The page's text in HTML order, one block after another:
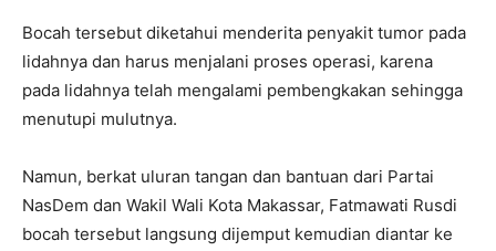
Bocah tersebut diketahui menderita penyakit tumor pada
lidahnya dan harus menjalani proses operasi, karena
pada lidahnya telah mengalami pembengkakan sehingga
menutupi mulutnya.
Namun, berkat uluran tangan dan bantuan dari Partai
NasDem dan Wakil Wali Kota Makassar, Fatmawati Rusdi
bocah tersebut langsung dijemput kemudian diantar ke